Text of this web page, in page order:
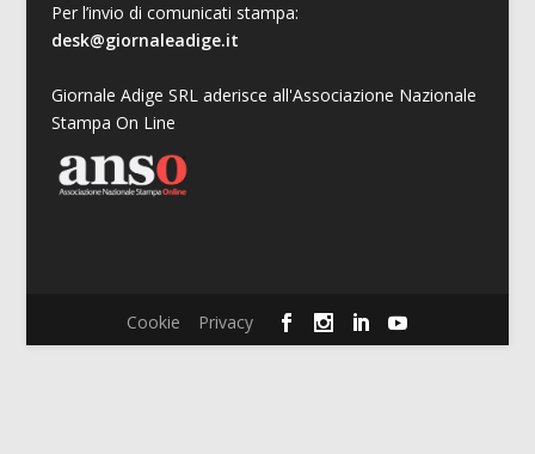
Per l’invio di comunicati stampa:
desk@giornaleadige.it
Giornale Adige SRL aderisce all'Associazione Nazionale
Stampa On Line
Cookie Privacy